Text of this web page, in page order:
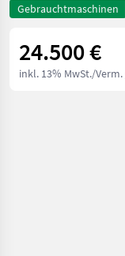
Gebrauchtmaschinen
24.500 €
inkl. 13% MwSt./Verm.